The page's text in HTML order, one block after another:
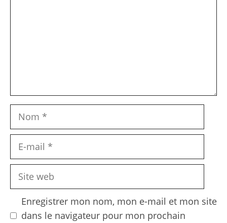
Nom
Site
Enregistrer mon nom, mon e-mail et mon site
dans le navigateur pour mon prochain